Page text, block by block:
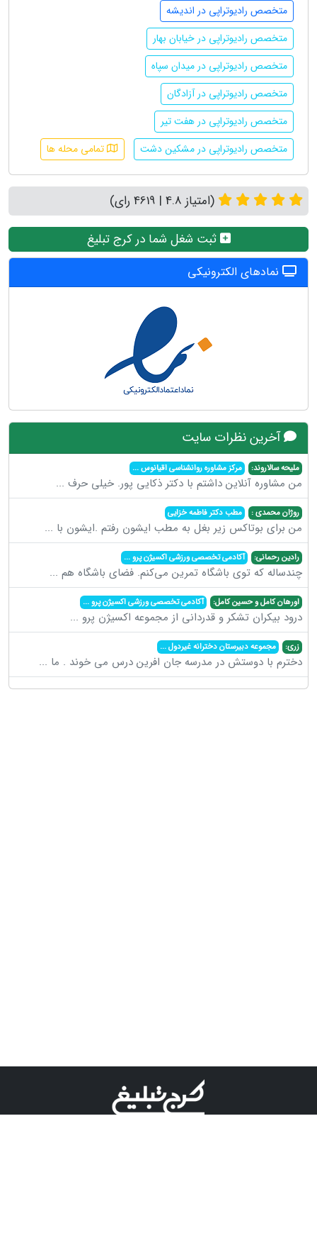
متخصص رادیوتراپی در اندیشه
متخصص رادیوتراپی در خیابان بهار
متخصص رادیوتراپی در میدان سپاه
متخصص رادیوتراپی در آزادگان
متخصص رادیوتراپی در هفت تیر
متخصص رادیوتراپی در مشکین دشت
تمامی محله ها
(امتیاز 4.8 | 4619 رای)
ثبت شغل شما در کرج تبلیغ
نمادهای الکترونیکی
آخرین نظرات سایت
ملیحه سالاروند: مرکز مشاوره روانشناسی اقیانوس...
من مشاوره آنلاین داشتم با دکتر ذکایی پور. خیلی حرف ...
روژان محمدی : مطب دکتر فاطمه خزایی
من برای بوتاکس زیر بغل به مطب ایشون رفتم .ایشون با ...
رادین رحمانی: آکادمی تخصصی ورزشی اکسیژن پرو...
چندساله که توی باشگاه تمرین می‌کنم. فضای باشگاه هم ...
اورهان کامل و حسین کامل: آکادمی تخصصی ورزشی اکسیژن پرو...
درود بیکران تشکر و قدردانی از مجموعه اکسیژن پرو ...
زری: مجموعه دبیرستان دخترانه غیردول...
دخترم با دوستش در مدرسه جان افرین درس می خوند . ما ...